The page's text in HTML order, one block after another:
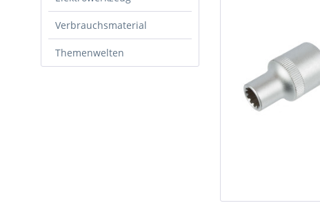
Verbrauchsmaterial
Themenwelten